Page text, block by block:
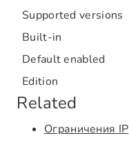
Supported versions
Built-in
Default enabled
Edition
Related
Ограничения IP